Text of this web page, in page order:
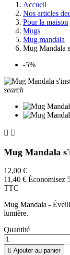
Accueil
Nos articles
Pour la maison
Mugs
Mug mandala
Mug Mandala
-5%
search
 
Mug Mandala
12,00 €
11,40 € Économisez
TTC
Mug Mandala -
lumière.
Quantité
 Ajouter au panier